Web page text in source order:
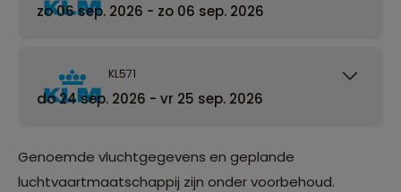
zo 06 sep. 2026 - zo 06 sep. 2026
KL571
do 24 sep. 2026 - vr 25 sep. 2026
Genoemde vluchtgegevens en geplande
luchtvaartmaatschappij zijn onder voorbehoud.